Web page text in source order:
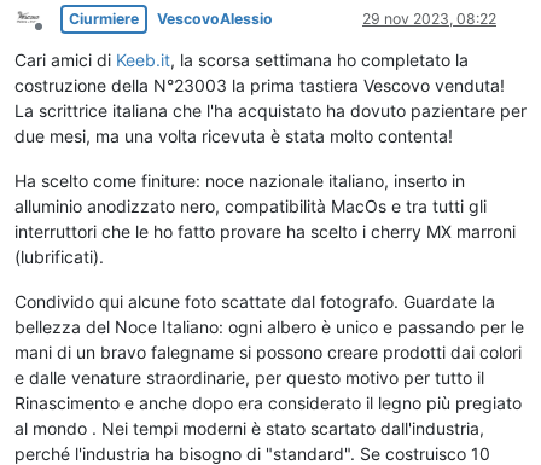
Non in linea
Ciurmiere VescovoAlessio 29 nov 2023, 08:22
Cari amici di Keeb.it, la scorsa settimana ho completato la
costruzione della N°23003 la prima tastiera Vescovo venduta!
La scrittrice italiana che l'ha acquistato ha dovuto pazientare per
due mesi, ma una volta ricevuta è stata molto contenta!
Ha scelto come finiture: noce nazionale italiano, inserto in
alluminio anodizzato nero, compatibilità MacOs e tra tutti gli
interruttori che le ho fatto provare ha scelto i cherry MX marroni
(lubrificati).
Condivido qui alcune foto scattate dal fotografo. Guardate la
bellezza del Noce Italiano: ogni albero è unico e passando per le
mani di un bravo falegname si possono creare prodotti dai colori
e dalle venature straordinarie, per questo motivo per tutto il
Rinascimento e anche dopo era considerato il legno più pregiato
al mondo . Nei tempi moderni è stato scartato dall'industria,
perché l'industria ha bisogno di "standard". Se costruisco 10